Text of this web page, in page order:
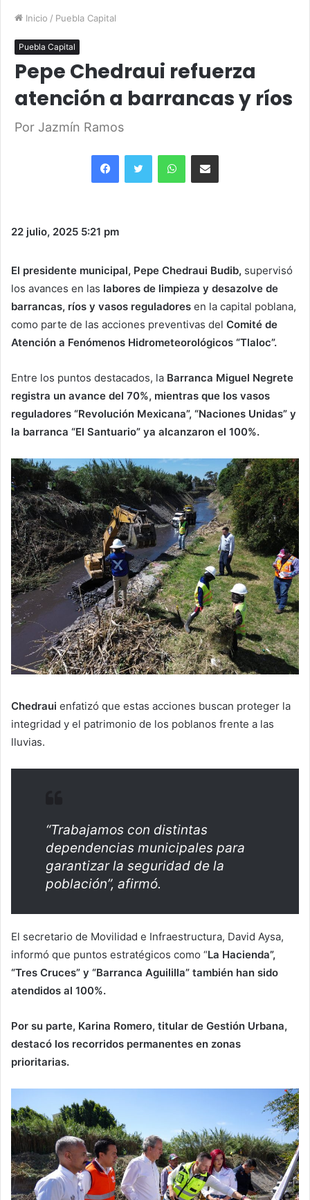
Inicio / Puebla Capital
Puebla Capital
Pepe Chedraui refuerza
atención a barrancas y ríos
Por Jazmín Ramos
FacebookTwitter WhatsAppShare via Email
22 julio, 2025 5:21 pm
El presidente municipal, Pepe Chedraui Budib, supervisó
los avances en las labores de limpieza y desazolve de
barrancas, ríos y vasos reguladores en la capital poblana,
como parte de las acciones preventivas del Comité de
Atención a Fenómenos Hidrometeorológicos “Tlaloc”.
Entre los puntos destacados, la Barranca Miguel Negrete
registra un avance del 70%, mientras que los vasos
reguladores “Revolución Mexicana”, “Naciones Unidas” y
la barranca “El Santuario” ya alcanzaron el 100%.
Chedraui enfatizó que estas acciones buscan proteger la
integridad y el patrimonio de los poblanos frente a las
lluvias.
“Trabajamos con distintas
dependencias municipales para
garantizar la seguridad de la
población”, afirmó.
El secretario de Movilidad e Infraestructura, David Aysa,
informó que puntos estratégicos como “La Hacienda”,
“Tres Cruces” y “Barranca Aguililla” también han sido
atendidos al 100%.
Por su parte, Karina Romero, titular de Gestión Urbana,
destacó los recorridos permanentes en zonas
prioritarias.